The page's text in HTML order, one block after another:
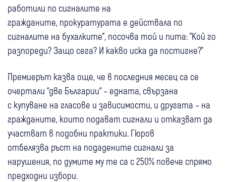
работили по сигналите на
гражданите, прокуратурата е действала по
сигналите на бухалките", посочва той и пита: "Кой го
разпореди? Защо сега? И какво иска да постигне?"
Премиерът казва още, че в последния месец са се
очертали “две Българии“ – едната, свързана
с купуване на гласове и зависимости, и другата – на
гражданите, които подават сигнали и отказват да
участват в подобни практики. Гюров
отбелязва ръст на подадените сигнали за
нарушения, по думите му те са с 250% повече спрямо
предходни избори.